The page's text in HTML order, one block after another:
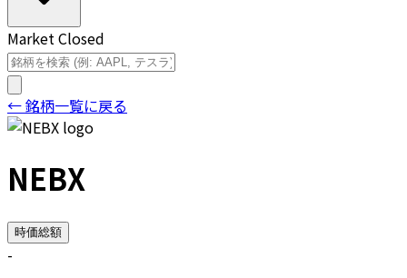
Market Closed
← 銘柄一覧に戻る
NEBX
時価総額
-